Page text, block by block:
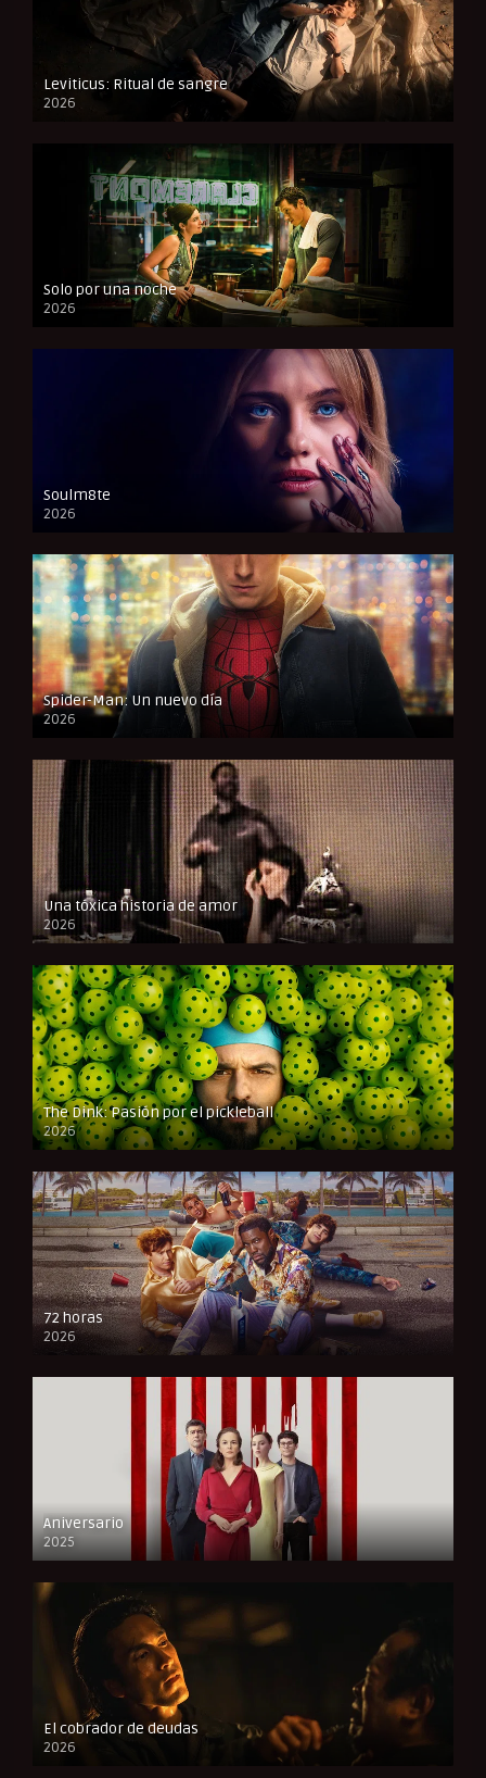
Leviticus: Ritual de sangre
2026
FULL HD
Solo por una noche
2026
CAM
Soulm8te
2026
FULL HD
Spider-Man: Un nuevo día
2026
CAM
Una tóxica historia de amor
2026
FULL HD
The Dink: Pasión por el pickleball
2026
FULL HD
72 horas
2026
FULL HD
Aniversario
2025
FULL HD
El cobrador de deudas
2026
FULL HD